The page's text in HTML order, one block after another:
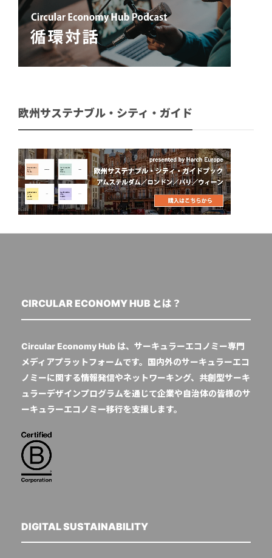
欧州サステナブル・シティ・ガイド
CIRCULAR ECONOMY HUB とは？
Circular Economy Hub は、サーキュラーエコノミー専門
メディアプラットフォームです。国内外のサーキュラーエコ
ノミーに関する情報発信やネットワーキング、共創型サーキ
ュラーデザインプログラムを通じて企業や自治体の皆様のサ
ーキュラーエコノミー移行を支援します。
DIGITAL SUSTAINABILITY